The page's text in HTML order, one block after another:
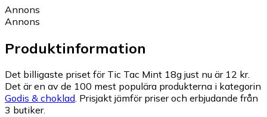
Annons
Annons
Produktinformation
Det billigaste priset för Tic Tac Mint 18g just nu är 12 kr.
Det är en av de 100 mest populära produkterna i kategorin
Godis & choklad. Prisjakt jämför priser och erbjudande från
3 butiker.